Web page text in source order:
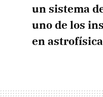
un sistema
uno de los
en